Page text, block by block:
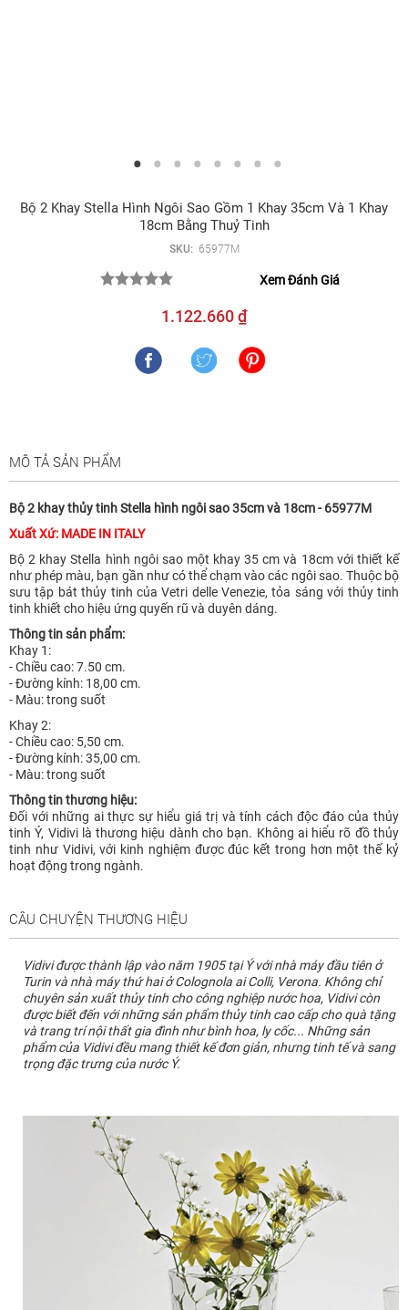
Bộ 2 Khay Stella Hình Ngôi Sao Gồm 1 Khay 35cm Và 1 Khay
18cm Bằng Thuỷ Tinh
SKU: 65977M
Xem Đánh Giá
1.122.660 ₫
MÔ TẢ SẢN PHẨM
Bộ 2 khay thủy tinh Stella hình ngôi sao 35cm và 18cm - 65977M
Xuất Xứ: MADE IN ITALY
Bộ 2 khay Stella hình ngôi sao một khay 35 cm và 18cm với thiết kế
như phép màu, bạn gần như có thể chạm vào các ngôi sao. Thuộc bộ
sưu tập bát thủy tinh của Vetri delle Venezie, tỏa sáng với thủy tinh
tinh khiết cho hiệu ứng quyến rũ và duyên dáng.
Thông tin sản phẩm:
Khay 1:
- Chiều cao: 7.50 cm.
- Đường kính: 18,00 cm.
- Màu: trong suốt
Khay 2:
- Chiều cao: 5,50 cm.
- Đường kính: 35,00 cm.
- Màu: trong suốt
Thông tin thương hiệu:
Đối với những ai thực sự hiểu giá trị và tính cách độc đáo của thủy
tinh Ý, Vidivi là thương hiệu dành cho bạn. Không ai hiểu rõ đồ thủy
tinh như Vidivi, với kinh nghiệm được đúc kết trong hơn một thế kỷ
hoạt động trong ngành.
CÂU CHUYỆN THƯƠNG HIỆU
Vidivi được thành lập vào năm 1905 tại Ý với nhà máy đầu tiên ở
Turin và nhà máy thứ hai ở Colognola ai Colli, Verona. Không chỉ
chuyên sản xuất thủy tinh cho công nghiệp nước hoa, Vidivi còn
được biết đến với những sản phẩm thủy tinh cao cấp cho quà tặng
và trang trí nội thất gia đình như bình hoa, ly cốc... Những sản
phẩm của Vidivi đều mang thiết kế đơn giản, nhưng tinh tế và sang
trọng đặc trưng của nước Ý.